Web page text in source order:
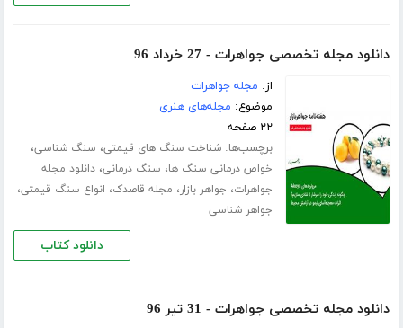
دانلود مجله تخصصی جواهرات - 27 خرداد 96
از: مجله جواهرات
موضوع: مجله‌های هنری
۲۲ صفحه
برچسب‌ها:شناخت سنگ های قیمتی، سنگ شناسی،
خواص درمانی سنگ ها، سنگ درمانی،دانلود مجله
جواهرات، جواهر بازار، مجله قاصدک، انواع سنگ قیمتی،
جواهر شناسی
دانلود کتاب
دانلود مجله تخصصی جواهرات - 31 تیر 96